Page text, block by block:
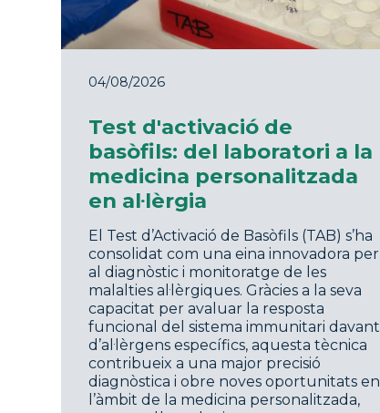
04/08/2026
Test d'activació de
basòfils: del laboratori a la
medicina personalitzada
en al·lèrgia
El Test d’Activació de Basòfils (TAB) s’ha
consolidat com una eina innovadora per
al diagnòstic i monitoratge de les
malalties al·lèrgiques. Gràcies a la seva
capacitat per avaluar la resposta
funcional del sistema immunitari davant
d’al·lèrgens específics, aquesta tècnica
contribueix a una major precisió
diagnòstica i obre noves oportunitats en
l’àmbit de la medicina personalitzada,